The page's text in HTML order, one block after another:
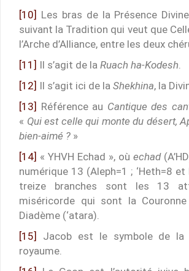
[10] Les bras de la Présence
suivant la Tradition qui veut que
l’Arche d’Alliance, entre les deux
[11] Il s’agit de la Ruach ha-Kodesh.
[12] Il s’agit ici de la Shekhina, la
[13] Référence au Cantique des
« Qui est celle qui monte du désert,
bien-aimé ? »
[14] « YHVH Echad », où echad
numérique 13 (Aleph=1 ; ‘Heth=8
treize branches sont les 13
miséricorde qui sont la Couronne
Diadème (‘atara).
[15]
Jacob est le symbole de la
royaume.